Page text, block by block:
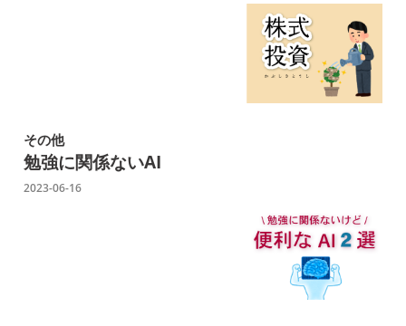
その他
勉強に関係ないAI
2023-06-16